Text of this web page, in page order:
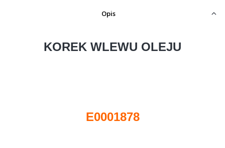
Opis
KOREK WLEWU OLEJU
E0001878